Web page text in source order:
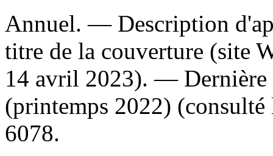
Annuel. — Description
titre de la couverture (site
14 avril 2023). — Dernière
(printemps 2022)
6078.